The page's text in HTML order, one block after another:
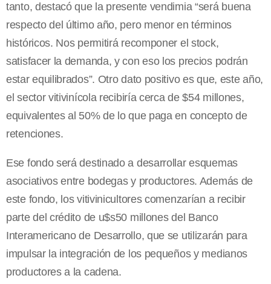
tanto, destacó que la presente vendimia “será buena
respecto del último año, pero menor en términos
históricos. Nos permitirá recomponer el stock,
satisfacer la demanda, y con eso los precios podrán
estar equilibrados”. Otro dato positivo es que, este año,
el sector vitivinícola recibiría cerca de $54 millones,
equivalentes al 50% de lo que paga en concepto de
retenciones.
Ese fondo será destinado a desarrollar esquemas
asociativos entre bodegas y productores. Además de
este fondo, los vitivinicultores comenzarían a recibir
parte del crédito de u$s50 millones del Banco
Interamericano de Desarrollo, que se utilizarán para
impulsar la integración de los pequeños y medianos
productores a la cadena.